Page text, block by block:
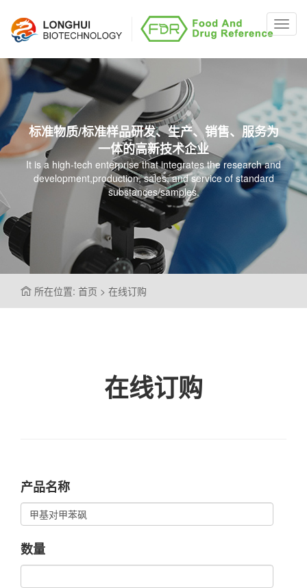
标准物质/标准样品研发、生产、销售、服务为
一体的高新技术企业
It is a high-tech enterprise that integrates the research and
development,production, sales, and service of standard
substances/samples.
所在位置: 首页 > 在线订购
在线订购
产品名称
数量